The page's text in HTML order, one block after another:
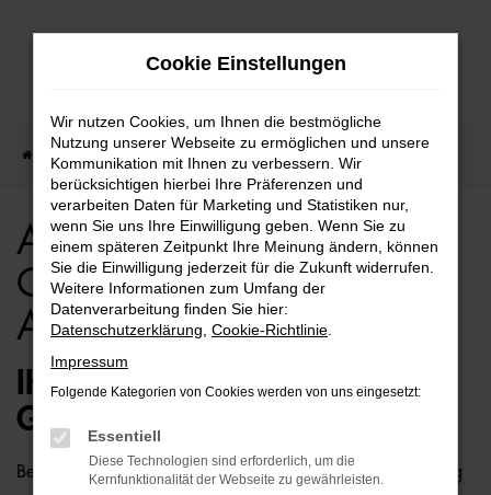
Zum
Startseite Audi Audi Q7 Audi Q7 Gebrauchtwagen Angebote
Audi Q7
Gebrauchtwagen
Angebote
IHR GÜNSTIGER AUDI Q7
GEBRAUCHTWAGEN WARTET
Bei uns kaufen Sie einen Audi Q7 Gebrauchtwagen günstig
Cookie Einstellungen
Wir nutzen Cookies, um Ihnen die bestmögliche
Nutzung unserer Webseite zu ermöglichen und unsere
Kommunikation mit Ihnen zu verbessern. Wir
berücksichtigen hierbei Ihre Präferenzen und
verarbeiten Daten für Marketing und Statistiken nur,
wenn Sie uns Ihre Einwilligung geben. Wenn Sie zu
einem späteren Zeitpunkt Ihre Meinung ändern, können
Sie die Einwilligung jederzeit für die Zukunft widerrufen.
Weitere Informationen zum Umfang der
Datenverarbeitung finden Sie hier:
Datenschutzerklärung Cookie-Richtlinie
Impressum
Folgende Kategorien von Cookies werden von uns eingesetzt:
Essentiell
Diese Technologien sind erforderlich, um die
Kernfunktionalität der Webseite zu gewährleisten.